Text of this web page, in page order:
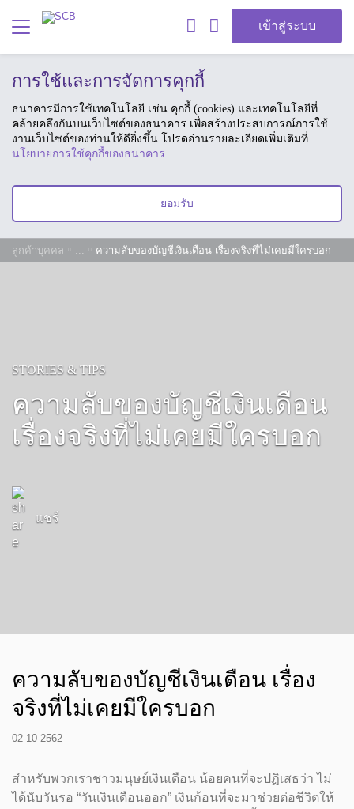
เข้าสู่ระบบ
การใช้และการจัดการคุกกี้
ธนาคารมีการใช้เทคโนโลยี เช่น คุกกี้ (cookies) และเทคโนโลยีที่
คล้ายคลึงกันบนเว็บไซต์ของธนาคาร เพื่อสร้างประสบการณ์การใช้
งานเว็บไซต์ของท่านให้ดียิ่งขึ้น โปรดอ่านรายละเอียดเพิ่มเติมที่
นโยบายการใช้คุกกี้ของธนาคาร
ยอมรับ
ลูกค้าบุคคล ... ความลับของบัญชีเงินเดือน เรื่องจริงที่ไม่เคยมีใครบอก
STORIES & TIPS
ความลับของบัญชีเงินเดือน
เรื่องจริงที่ไม่เคยมีใครบอก
แชร์
ความลับของบัญชีเงินเดือน เรื่อง
จริงที่ไม่เคยมีใครบอก
02-10-2562
สำหรับพวกเราชาวมนุษย์เงินเดือน น้อยคนที่จะปฏิเสธว่า ไม่
ได้นับวันรอ “วันเงินเดือนออก” เงินก้อนที่จะมาช่วยต่อชีวิตให้